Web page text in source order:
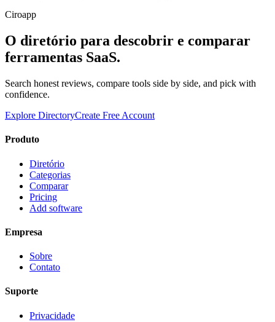
Ciroapp
O diretório para descobrir e comparar
ferramentas SaaS.
Search honest reviews, compare tools side by side, and pick with
confidence.
Explore DirectoryCreate Free Account
Produto
Diretório
Categorias
Comparar
Pricing
Add software
Empresa
Sobre
Contato
Suporte
Privacidade